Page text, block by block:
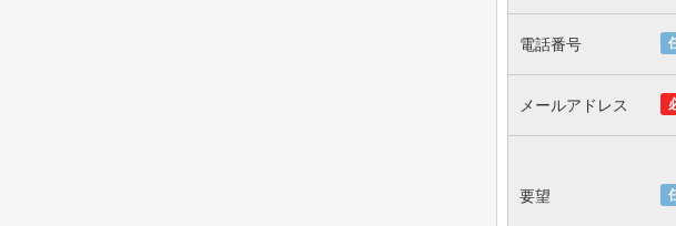
電話番号
メールアドレス
要望